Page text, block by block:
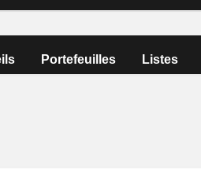
Portefeuilles Listes